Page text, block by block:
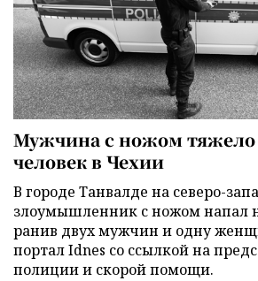
Мужчина с ножом тяжело
человек в Чехии
В городе Танвалде на северо-
злоумышленник с ножом напал
ранив двух мужчин и одну
портал Idnes со ссылкой на
полиции и скорой помощи.